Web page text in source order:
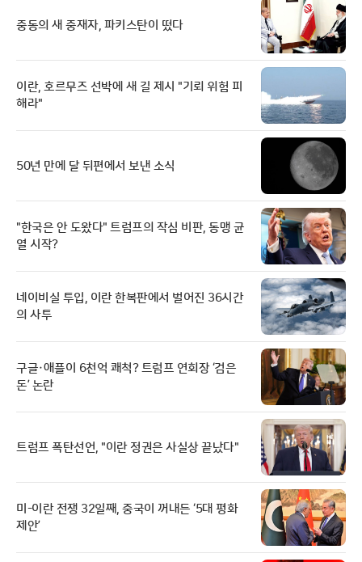
중동의 새 중재자, 파키스탄이 떴다
이란, 호르무즈 선박에 새 길 제시 "기뢰 위험 피
해라"
50년 만에 달 뒤편에서 보낸 소식
"한국은 안 도왔다" 트럼프의 작심 비판, 동맹 균
열 시작?
네이비실 투입, 이란 한복판에서 벌어진 36시간
의 사투
구글·애플이 6천억 쾌척? 트럼프 연회장 ‘검은
돈’ 논란
트럼프 폭탄선언, "이란 정권은 사실상 끝났다"
미-이란 전쟁 32일째, 중국이 꺼내든 ‘5대 평화
제안’